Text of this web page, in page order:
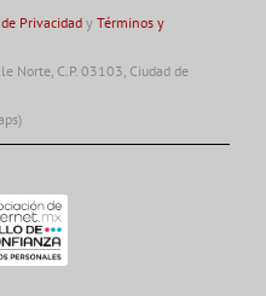
Privacidady Términos y
Norte, C.P. 03103, Ciudad de